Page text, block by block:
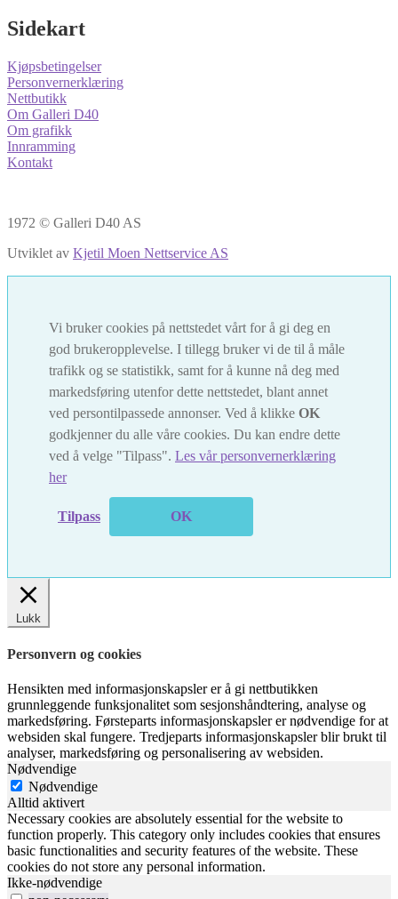
Sidekart
Kjøpsbetingelser
Personvernerklæring
Nettbutikk
Om Galleri D40
Om grafikk
Innramming
Kontakt
1972 © Galleri D40 AS
Utviklet av Kjetil Moen Nettservice AS
Vi bruker cookies på nettstedet vårt for å gi deg en
god brukeropplevelse. I tillegg bruker vi de til å måle
trafikk og se statistikk, samt for å kunne nå deg med
markedsføring utenfor dette nettstedet, blant annet
ved persontilpassede annonser. Ved å klikke OK
godkjenner du alle våre cookies. Du kan endre dette
ved å velge "Tilpass". Les vår personvernerklæring
her
Tilpass OK
Lukk
Personvern og cookies
Hensikten med informasjonskapsler er å gi nettbutikken
grunnleggende funksjonalitet som sesjonshåndtering, analyse og
markedsføring. Førsteparts informasjonskapsler er nødvendige for at
websiden skal fungere. Tredjeparts informasjonskapsler blir brukt til
analyser, markedsføring og personalisering av websiden.
Nødvendige
Nødvendige
Alltid aktivert
Necessary cookies are absolutely essential for the website to
function properly. This category only includes cookies that ensures
basic functionalities and security features of the website. These
cookies do not store any personal information.
Ikke-nødvendige